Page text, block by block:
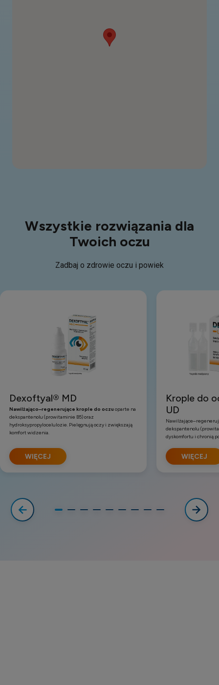
Wszystkie rozwiązania dla
Twoich oczu
Zadbaj o zdrowie oczu i powiek
Dexoftyal® MD
Nawilżająco–regenerujące krople do oczu oparte na
dekspantenolu (prowitaminie B5) oraz
hydroksypropylocelulozie. Pielęgnują oczy i zwiększają
komfort widzenia.
WIĘCEJ
Krople do
UD
dekspantenolu
dyskomfortu i chronią
WIĘCEJ